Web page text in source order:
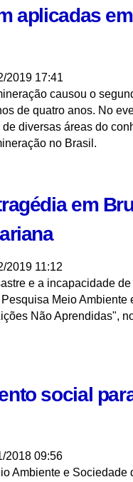
aplicadas
2019 17:41
causou o
de quatro anos. No
diversas áreas do
no Brasil.
em
2019 11:12
e a incapacidade
Meio Ambiente
Não Aprendidas",
social
2018 09:56
Ambiente e Sociedade